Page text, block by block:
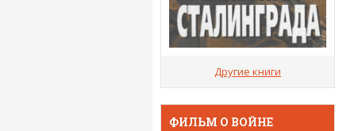
Другие книги
ФИЛЬМ О ВОЙНЕ